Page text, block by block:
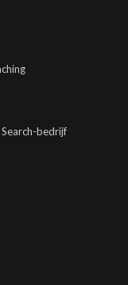
bedrijf